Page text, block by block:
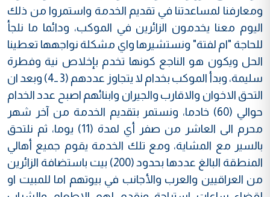
ومعارفنا لمساعدتنا في تقديم الخدمة واستمروا من ذلك
اليوم معنا يخدمون الزائرين في الموكب، ودائما ما نلجأ
للحاجة "ام لفتة" ونستشيرها واي مشكلة نواجهها تعطينا
الحل ويكون هو الناجع كونها تخدم بإخلاص نية وفطرة
سليمة، وبدأ الموكب بخدام لا يتجاوز عددهم (3 ــ4) وبعد ان
التحق الاخوان والاقارب والجيران وابنائهم اصبح عدد الخدام
حوالي (60) خادما، ونستمر بتقديم الخدمة من آخر شهر
محرم الى العاشر من صفر أي لمدة (11) يوما، ثم نلتحق
بالسير مع المشاية، ومع تلك الخدمة يقوم جميع أهالي
المنطقة البالغ عددها بحدود (200) بيت باستضافة الزائرين
من العراقيين والعرب والأجانب في بيوتهم اما للمبيت او